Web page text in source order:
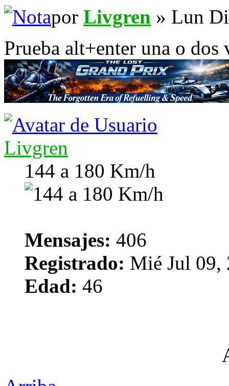
por Livgren » Lun
Prueba alt+enter una o dos
Livgren
144 a 180 Km/h
Mensajes: 406
Registrado: Mié Jul 09,
Edad: 46